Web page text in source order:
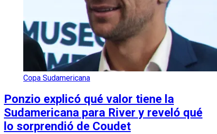
Copa Sudamericana
Ponzio explicó qué valor tiene la
Sudamericana para River y reveló qué
lo sorprendió de Coudet